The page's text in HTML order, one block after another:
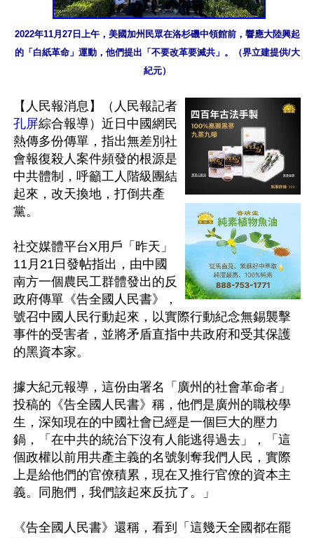
2022年11月27日上午，美國加州民眾在洛杉磯中領館前，響應大陸興起
的「白紙革命」運動，他們提出「不要改革要滅共」。（界立建提供/大
紀元）
【人民報消息】（人民報記者
孔屏綜合報導）近日中國網民
熱傳多份傳單，指出無差別社
會報復殺人案件頻發的根源是
中共體制，呼籲工人階級團結
起來，改天換地，打倒共產
黨。
社交媒體平台X用戶「昨天」
11月21日發帖指出，由中國
南方一個農民工群體發出的反
政府傳單《告全國人民書》，
號召中國人民行動起來，以實際行動紀念無錫襲擊
事件的受害者，並將矛盾直指中共政府和受其保護
的黑資本家。
據大紀元報導，這份由署名「廣州的社會革命者」
投稿的《告全國人民書》稱，他們是廣州的職校學
生，深知現在的中國社會已經是一個巨大的壓力
鍋，「在中共的統治下沒有人能逃得過去」，「這
個政權以前用共產主義的名號剝奪我們人民，實際
上是給他們的官僚積累，現在又推行官僚的資本主
義。同胞們，我們該起來反抗了。」
《告全國人民書》還稱，看到「這幾天全國都在罷